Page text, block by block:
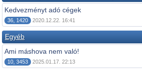
Kedvezményt adó cégek
36, 1420 2020.12.22. 16:41
Egyéb
Ami máshova nem való!
10, 3453 2025.01.17. 22:13